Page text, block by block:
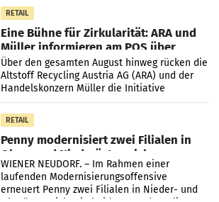
RETAIL
Eine Bühne für Zirkularität: ARA und
Müller informieren am POS über
Kreislauffähigkeit
Über den gesamten August hinweg rücken die
Altstoff Recycling Austria AG (ARA) und der
Handelskonzern Müller die Initiative
„Kreislauf-Helden“ in allen österreichischen
Müller-Filialen
RETAIL
Penny modernisiert zwei Filialen in
Ober- und Niederösterreich
WIENER NEUDORF. – Im Rahmen einer
laufenden Modernisierungsoffensive
erneuert Penny zwei Filialen in Nieder- und